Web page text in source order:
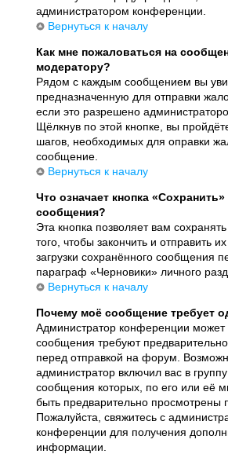
администратором конференции.
Вернуться к началу
Как мне пожаловаться на
модератору?
Рядом с каждым сообщением вы
предназначенную для отправки
если это разрешено
Щёлкнув по этой кнопке, вы
шагов, необходимых для оправки
сообщение.
Вернуться к началу
Что означает кнопка
сообщения?
Эта кнопка позволяет вам
того, чтобы закончить и отправить
загрузки сохранённого сообщения
параграф «Черновики» личного
Вернуться к началу
Почему моё сообщение требует
Администратор конференции может
сообщения требуют
перед отправкой на форум.
администратор включил вас в группу
сообщения которых, по его или её
быть предварительно просмотрены
Пожалуйста, свяжитесь с
конференции для получения
информации.